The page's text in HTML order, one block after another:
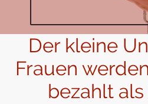
Der kleine
Frauen
bezahlt